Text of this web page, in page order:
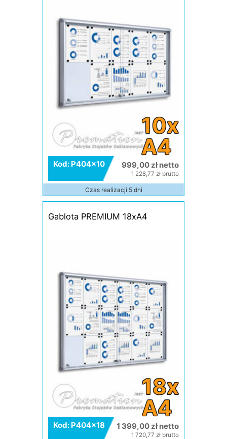
10x
A4
Kod: P404x10 999,00 zł netto
1 228,77 zł brutto
Czas realizacji 5 dni
Gablota PREMIUM 18xA4
18x
A4
Kod: P404x18 1 399,00 zł netto
1 720,77 zł brutto